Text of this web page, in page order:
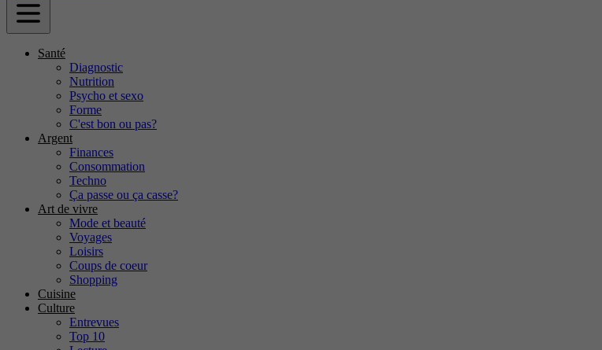
Santé
Diagnostic
Nutrition
Psycho et sexo
Forme
C'est bon ou pas?
Argent
Finances
Consommation
Techno
Ça passe ou ça casse?
Art de vivre
Mode et beauté
Voyages
Loisirs
Coups de coeur
Shopping
Cuisine
Culture
Entrevues
Top 10